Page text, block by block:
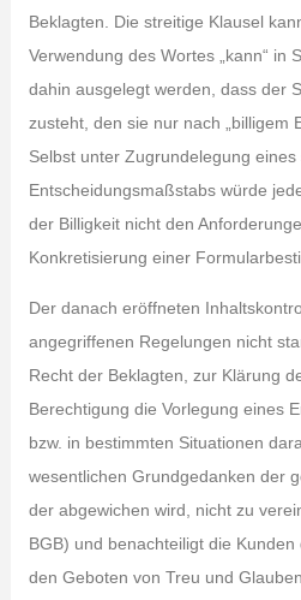
Beklagten. Die streitige Klausel
Verwendung des Wortes „kann“ in
dahin ausgelegt werden, dass der
zusteht, den sie nur nach „billigem
Selbst unter Zugrundelegung eines
Entscheidungsmaßstabs würde
der Billigkeit nicht den
Konkretisierung einer
Der danach eröffneten
angegriffenen Regelungen nicht
Recht der Beklagten, zur Klärung
Berechtigung die Vorlegung eines
bzw. in bestimmten Situationen
wesentlichen Grundgedanken der
der abgewichen wird, nicht zu
BGB) und benachteiligt die
den Geboten von Treu und